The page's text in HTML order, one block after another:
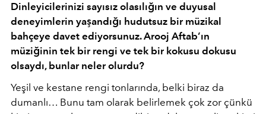
Dinleyicilerinizi sayısız olasılığın ve duyusal
deneyimlerin yaşandığı hudutsuz bir müzikal
bahçeye davet ediyorsunuz. Arooj Aftab’ın
müziğinin tek bir rengi ve tek bir kokusu dokusu
olsaydı, bunlar neler olurdu?
Yeşil ve kestane rengi tonlarında, belki biraz da
dumanlı… Bunu tam olarak belirlemek çok zor çünkü